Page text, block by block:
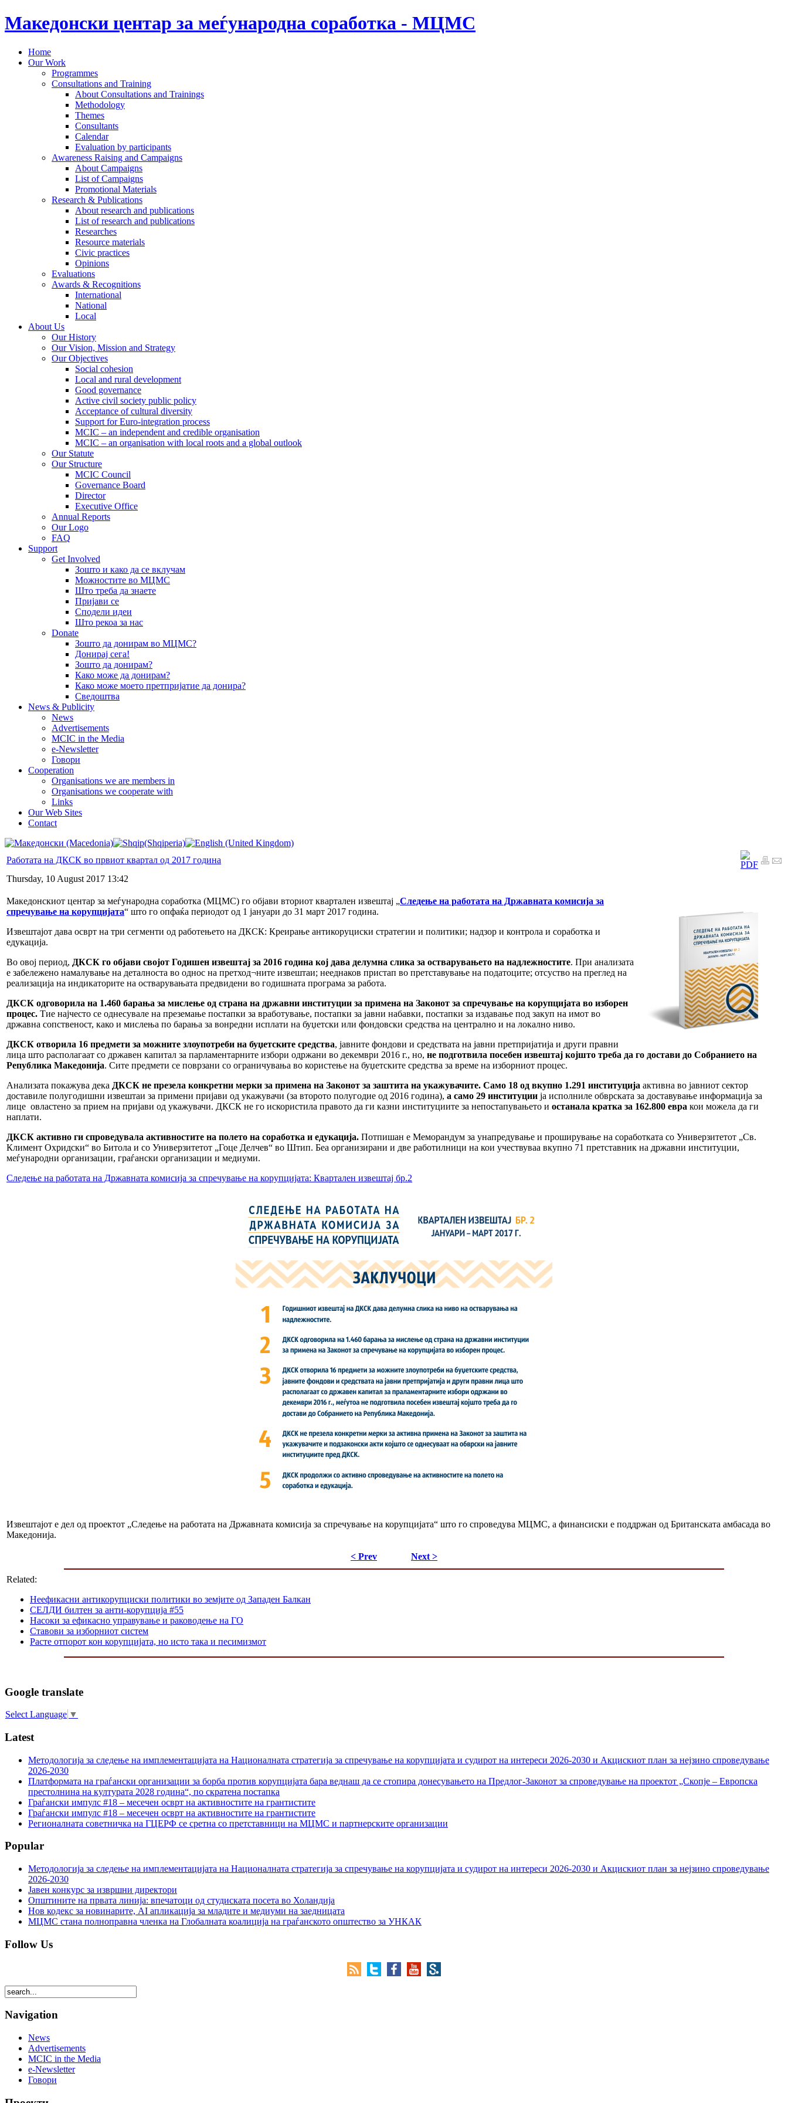
Македонски центар за меѓународна соработка - МЦМС
Home
Our Work
Programmes
Consultations and Training
About Consultations and Trainings
Methodology
Themes
Consultants
Calendar
Evaluation by participants
Awareness Raising and Campaigns
About Campaigns
List of Campaigns
Promotional Materials
Research & Publications
About research and publications
List of research and publications
Researches
Resource materials
Civic practices
Opinions
Evaluations
Awards & Recognitions
International
National
Local
About Us
Our History
Our Vision, Mission and Strategy
Our Objectives
Social cohesion
Local and rural development
Good governance
Active civil society public policy
Acceptance of cultural diversity
Support for Euro-integration process
MCIC – an independent and credible organisation
MCIC – an organisation with local roots and a global outlook
Our Statute
Our Structure
MCIC Council
Governance Board
Director
Executive Office
Annual Reports
Our Logo
FAQ
Support
Get Involved
Зошто и како да се вклучам
Можностите во МЦМС
Што треба да знаете
Пријави се
Сподели идеи
Што рекоа за нас
Donate
Зошто да донирам во МЦМС?
Донирај сега!
Зошто да донирам?
Како може да донирам?
Како може моето претпријатие да донира?
Сведоштва
News & Publicity
News
Advertisements
MCIC in the Media
e-Newsletter
Говори
Cooperation
Organisations we are members in
Organisations we cooperate with
Links
Our Web Sites
Contact
Работата на ДКСК во првиот квартал од 2017 година
Thursday, 10 August 2017 13:42
Македонскиот центар за меѓународна соработка (МЦМС) го објави вториот квартален извештај „Следење на работата на Државната комисија за
спречување на корупцијата“ што го опфаќа периодот од 1 јануари до 31 март 2017 година.
Извештајот дава осврт на три сегменти од работењето на ДКСК: Креирање антикоруциски стратегии и политики; надзор и контрола и соработка и
едукација.
Во овој период, ДКСК го објави својот Годишен извештај за 2016 година кој дава делумна слика за остварувањето на надлежностите. При анализата
е забележено намалување на деталноста во однос на претход¬ните извештаи; нееднаков пристап во претставување на податоците; отсуство на преглед на
реализација на индикаторите на остварувањата предвидени во годишната програма за работа.
ДКСК одговорила на 1.460 барања за мислење од страна на државни институции за примена на Законот за спречување на корупцијата во изборен
процес. Тие најчесто се однесувале на преземање постапки за вработување, постапки за јавни набавки, постапки за издавање под закуп на имот во
државна сопственост, како и мислења по барања за вонредни исплати на буџетски или фондовски средства на централно и на локално ниво.
ДКСК отворила 16 предмети за можните злоупотреби на буџетските средства, јавните фондови и средствата на јавни претпријатија и други правни
лица што располагаат со државен капитал за парламентарните избори одржани во декември 2016 г., но, не подготвила посебен извештај којшто треба да го достави до Собранието на
Република Македонија. Сите предмети се поврзани со ограничувања во користење на буџетските средства за време на изборниот процес.
Анализата покажува дека ДКСК не презела конкретни мерки за примена на Законот за заштита на укажувачите. Само 18 од вкупно 1.291 институција активна во јавниот сектор
доставиле полугодишни извештаи за примени пријави од укажувачи (за второто полугодие од 2016 година), а само 29 институции ја исполниле обврската за доставување информација за
лице овластено за прием на пријави од укажувачи. ДКСК не го искористила правото да ги казни институциите за непостапувањето и останала кратка за 162.800 евра кои можела да ги
наплати.
ДКСК активно ги спроведувала активностите на полето на соработка и едукација. Потпишан е Меморандум за унапредување и проширување на соработката со Универзитетот „Св.
Климент Охридски“ во Битола и со Универзитетот „Гоце Делчев“ во Штип. Беа организирани и две работилници на кои учествуваа вкупно 71 претставник на државни институции,
меѓународни организации, граѓански организации и медиуми.
Следење на работата на Државната комисија за спречување на корупцијатa: Квартален извештај бр.2
Извештајот е дел од проектот „Следење на работата на Државната комисија за спречување на корупцијата“ што го спроведува МЦМС, а финансиски е поддржан од Британската амбасада во
Македонија.
< Prev Next >
Related:
Неефикасни антикорупциски политики во земјите од Западен Балкан
СЕЛДИ билтен за анти-корупција #55
Насоки за ефикасно управување и раководење на ГО
Ставови за изборниот систем
Расте отпорот кон корупцијата, но исто така и песимизмот
Google translate
Select Language ▼
Latest
Методологија за следење на имплементацијата на Националната стратегија за спречување на корупцијата и судирот на интереси 2026-2030 и Акцискиот план за нејзино спроведување
2026-2030
Платформата на граѓански организации за борба против корупцијата бара веднаш да се стопира донесувањето на Предлог-Законот за спроведување на проектот „Скопје – Европска
престолнина на културата 2028 година“, по скратена постапка
Граѓански импулс #18 – месечен осврт на активностите на грантистите
Граѓански импулс #18 – месечен осврт на активностите на грантистите
Регионалната советничка на ГЦЕРФ се сретна со претставници на МЦМС и партнерските организации
Popular
Методологија за следење на имплементацијата на Националната стратегија за спречување на корупцијата и судирот на интереси 2026-2030 и Акцискиот план за нејзино спроведување
2026-2030
Јавен конкурс за извршни директори
Општините на првата линија: впечатоци од студиската посета во Холандија
Нов кодекс за новинарите, AI апликација за младите и медиуми на заедницата
МЦМС стана полноправна членка на Глобалната коалиција на граѓанското општество за УНКАК
Follow Us
Navigation
News
Advertisements
MCIC in the Media
e-Newsletter
Говори